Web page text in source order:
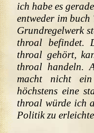
ich habe es
entweder im
Grundregelwerk
throal befindet.
throal gehört,
throal handeln.
macht nicht
höchstens eine
throal würde ich
Politik zu